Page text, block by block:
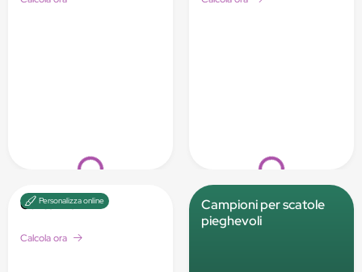
Loading... Loading...
Personalizza online
Cartelline
Calcola ora
Campioni per scatole
pieghevoli